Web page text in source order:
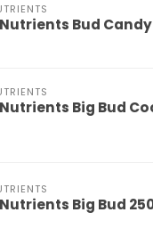
Bud Candy
Big Bud
Big Bud